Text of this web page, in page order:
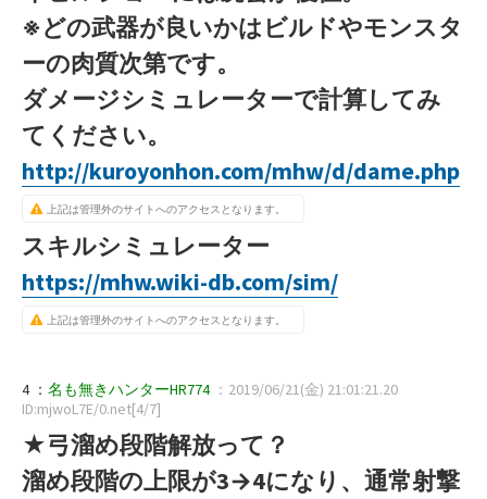
※どの武器が良いかはビルドやモンスタ
ーの肉質次第です。
ダメージシミュレーターで計算してみ
てください。
http://kuroyonhon.com/mhw/d/dame.php
上記は管理外のサイトへのアクセスとなります。
スキルシミュレーター
https://mhw.wiki-db.com/sim/
上記は管理外のサイトへのアクセスとなります。
4 ： 名も無きハンターHR774 ：2019/06/21(金) 21:01:21.20
ID:mjwoL7E/0.net[4/7]
★弓溜め段階解放って？
溜め段階の上限が3→4になり、通常射撃